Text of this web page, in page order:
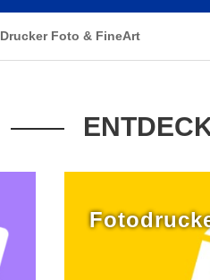
Drucker Foto & FineArt